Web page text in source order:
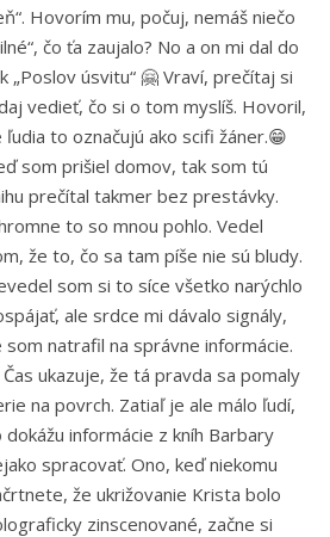
Hovorím mu, počuj, nemáš niečo
čo ťa zaujalo? No a on mi dal do
„Poslov úsvitu“ 🤗 Vraví, prečítaj si
vedieť, čo si o tom myslíš. Hovoril,
ľudia to označujú ako scifi žáner.😁
som prišiel domov, tak som tú
prečítal takmer bez prestávky.
to so mnou pohlo. Vedel
že to, čo sa tam píše nie sú bludy.
som si to síce všetko narýchlo
ale srdce mi dávalo signály,
som natrafil na správne informácie.
ukazuje, že tá pravda sa pomaly
na povrch. Zatiaľ je ale málo ľudí,
dokážu informácie z kníh Barbary
spracovať. Ono, keď niekomu
že ukrižovanie Krista bolo
zinscenované, začne si